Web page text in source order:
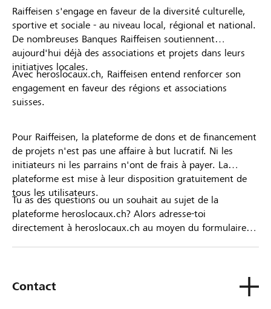
Raiffeisen s'engage en faveur de la diversité culturelle,
sportive et sociale - au niveau local, régional et national.
De nombreuses Banques Raiffeisen soutiennent
aujourd'hui déjà des associations et projets dans leurs
initiatives locales.
Avec heroslocaux.ch, Raiffeisen entend renforcer son
engagement en faveur des régions et associations
suisses.
Pour Raiffeisen, la plateforme de dons et de financement
de projets n'est pas une affaire à but lucratif. Ni les
initiateurs ni les parrains n'ont de frais à payer. La
plateforme est mise à leur disposition gratuitement de
tous les utilisateurs.
Tu as des questions ou un souhait au sujet de la
plateforme heroslocaux.ch? Alors adresse-toi
directement à heroslocaux.ch au moyen du formulaire
Contact